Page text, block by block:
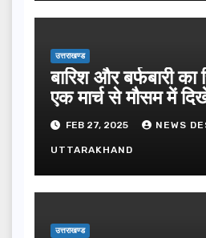
उत्तराखण्ड
बारिश और बर्फबारी का
एक मार्च से मौसम में
बदलाव
FEB 27, 2025 NEWS
UTTARAKHAND
उत्तराखण्ड